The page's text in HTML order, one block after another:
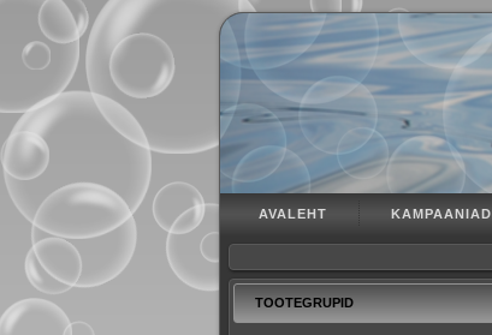
AVALEHT KAMPAANIAD
TOOTEGRUPID